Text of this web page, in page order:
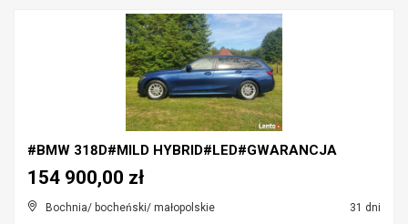
#BMW 318D#MILD HYBRID#LED#GWARANCJA
Bochnia/ bocheński/ małopolskie 31 dni
154 900,00 zł